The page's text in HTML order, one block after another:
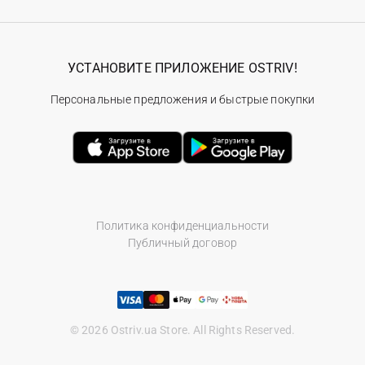
Политика конфиденциальности
Публичный договор
© 2026 Ostriv.ua Store. All Rights Reserved.
УСТАНОВИТЕ ПРИЛОЖЕНИЕ OSTRIV!
Персональные предложения и быстрые покупки